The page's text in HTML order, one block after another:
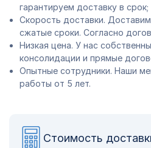
гарантируем доставку в срок;
Скорость доставки.
сжатые сроки. Согласно
Низкая цена. У нас
консолидации и прямые
Опытные сотрудники. Наши
работы от 5 лет.
Стоимость